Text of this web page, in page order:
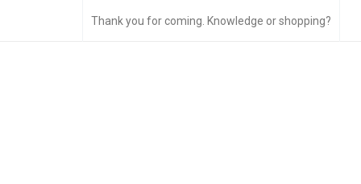
Thank you for coming. Knowledge or shopping?